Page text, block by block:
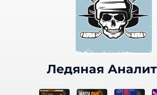
Ледяная